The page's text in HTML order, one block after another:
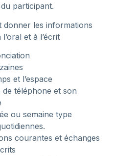
participant.
donner les informations
et à l’écrit
et l’espace
téléphone et son
ou semaine type
courantes et échanges